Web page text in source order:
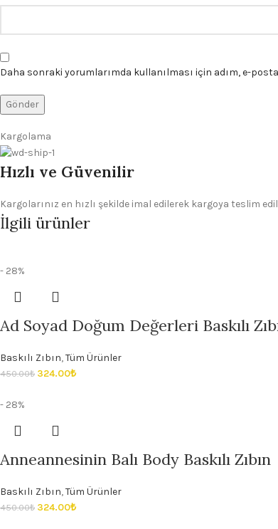
Daha sonraki yorumlarımda kullanılması için adım, e-
Kargolama
Hızlı ve Güvenilir
Kargolarınız en hızlı şekilde imal edilerek kargoya teslim
İlgili ürünler
- 28%
Ad Soyad Doğum Değerleri Baskılı
Baskılı Zıbın,Tüm Ürünler
450.00₺ 324.00₺
- 28%
Anneannesinin Balı Body Baskılı Zıbın
Baskılı Zıbın,Tüm Ürünler
450.00₺ 324.00₺